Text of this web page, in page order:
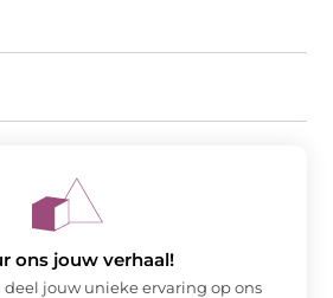
ons jouw verhaal!
deel jouw unieke ervaring op ons